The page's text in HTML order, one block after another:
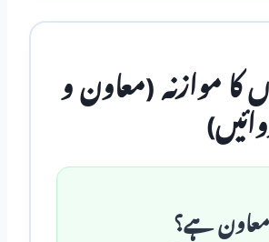
کا موازنہ (معاون و
ہے؟